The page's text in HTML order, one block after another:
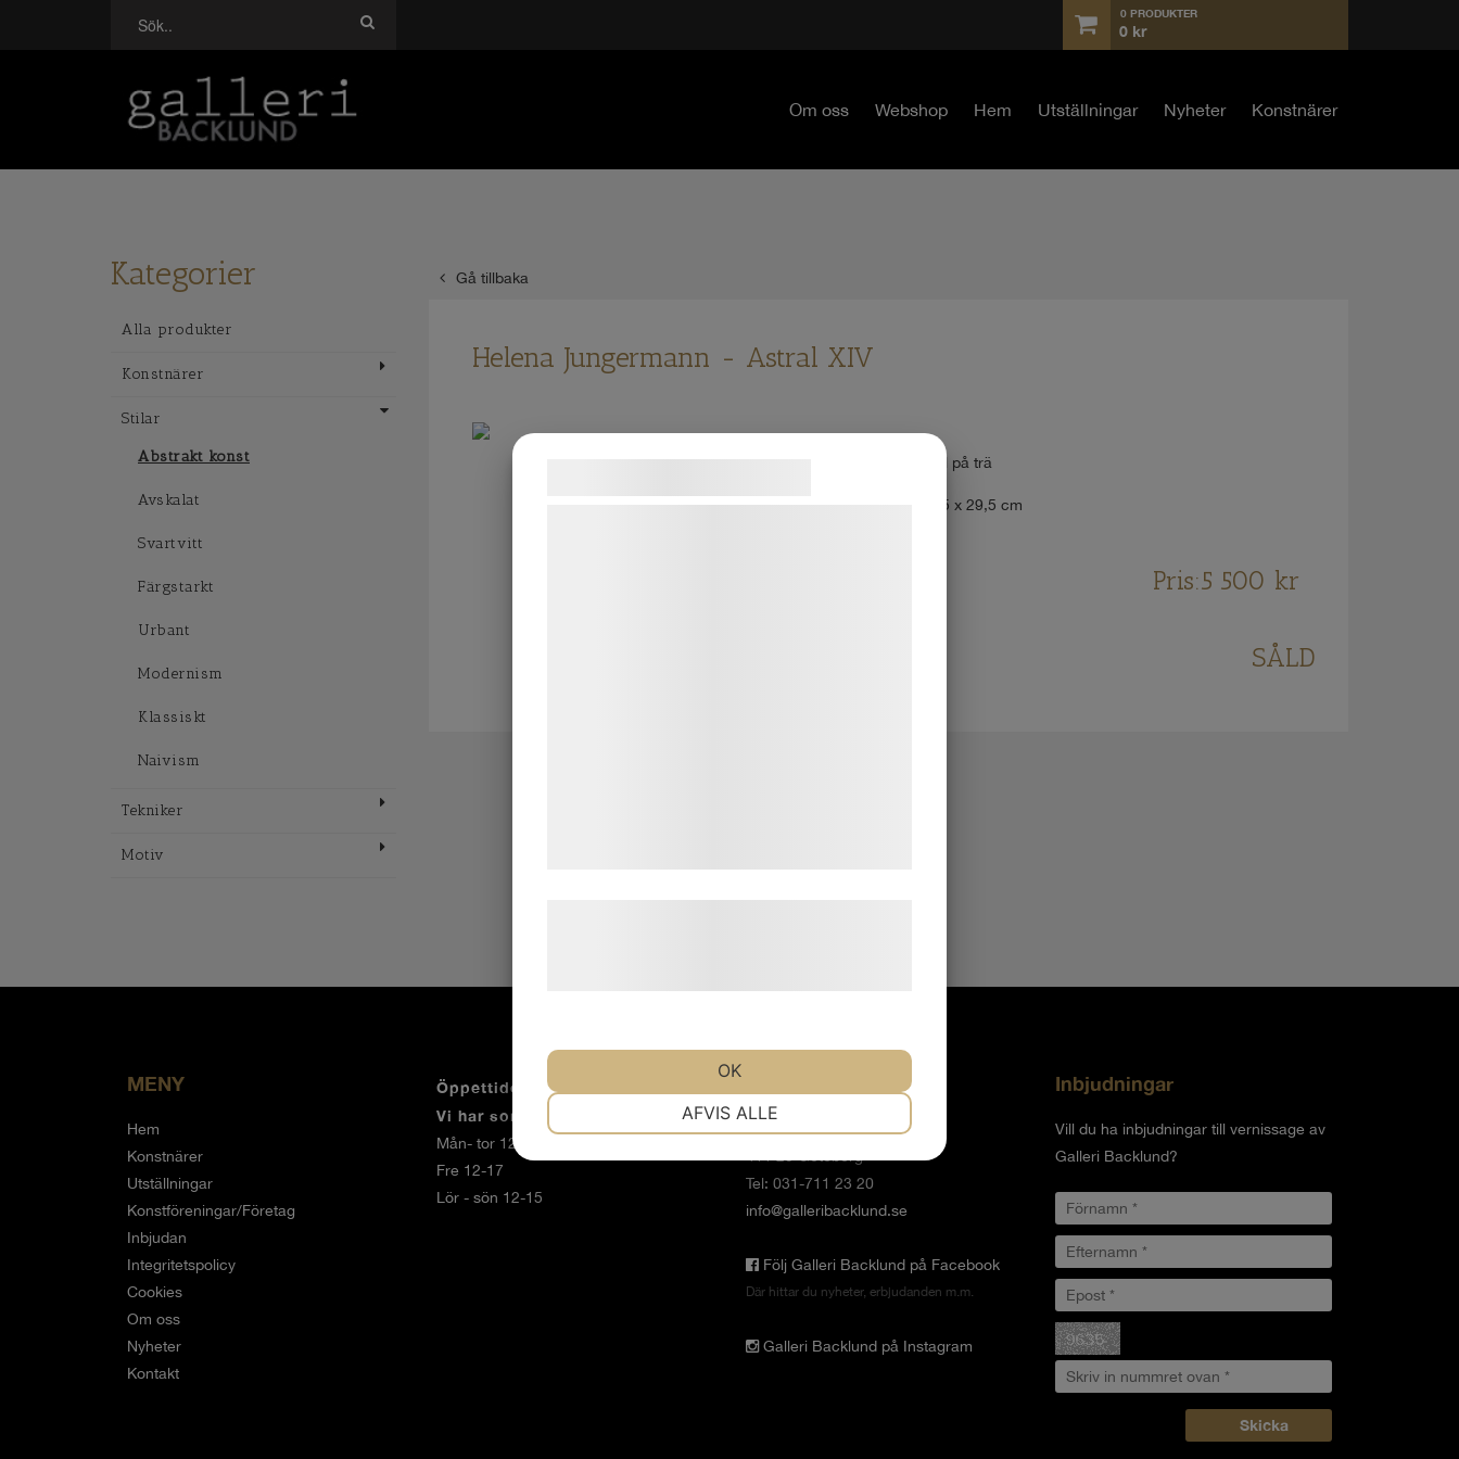
0 PRODUKTER
0 kr
Om oss Webshop Hem Utställningar Nyheter Konstnärer
Kategorier
Alla produkter
Konstnärer
Stilar
Abstrakt konst
Avskalat
Svartvitt
Färgstarkt
Urbant
Modernism
Klassiskt
Naivism
Tekniker
Motiv
Gå tillbaka
Helena Jungermann - Astral XIV
Akryl på trä
27,5 x 29,5 cm
Pris:5 500 kr
SÅLD
MENY
Hem
Konstnärer
Utställningar
Konstföreningar/Företag
Inbjudan
Integritetspolicy
Cookies
Om oss
Nyheter
Kontakt
Öppettider
Vi har sommarstängt 19/6 - 9/8.
Mån- tor 12 - 18
Fre 12-17
Lör - sön 12-15
Karl Gustavsgatan 13
Tel: 031-711 23 20
info@galleribacklund.se
Följ Galleri Backlund på Facebook
Där hittar du nyheter, erbjudanden m.m.
Galleri Backlund på Instagram
Inbjudningar
Vill du ha inbjudningar till vernissage av
Galleri Backlund?
STATISTIK
AFVIS ALLE
OK